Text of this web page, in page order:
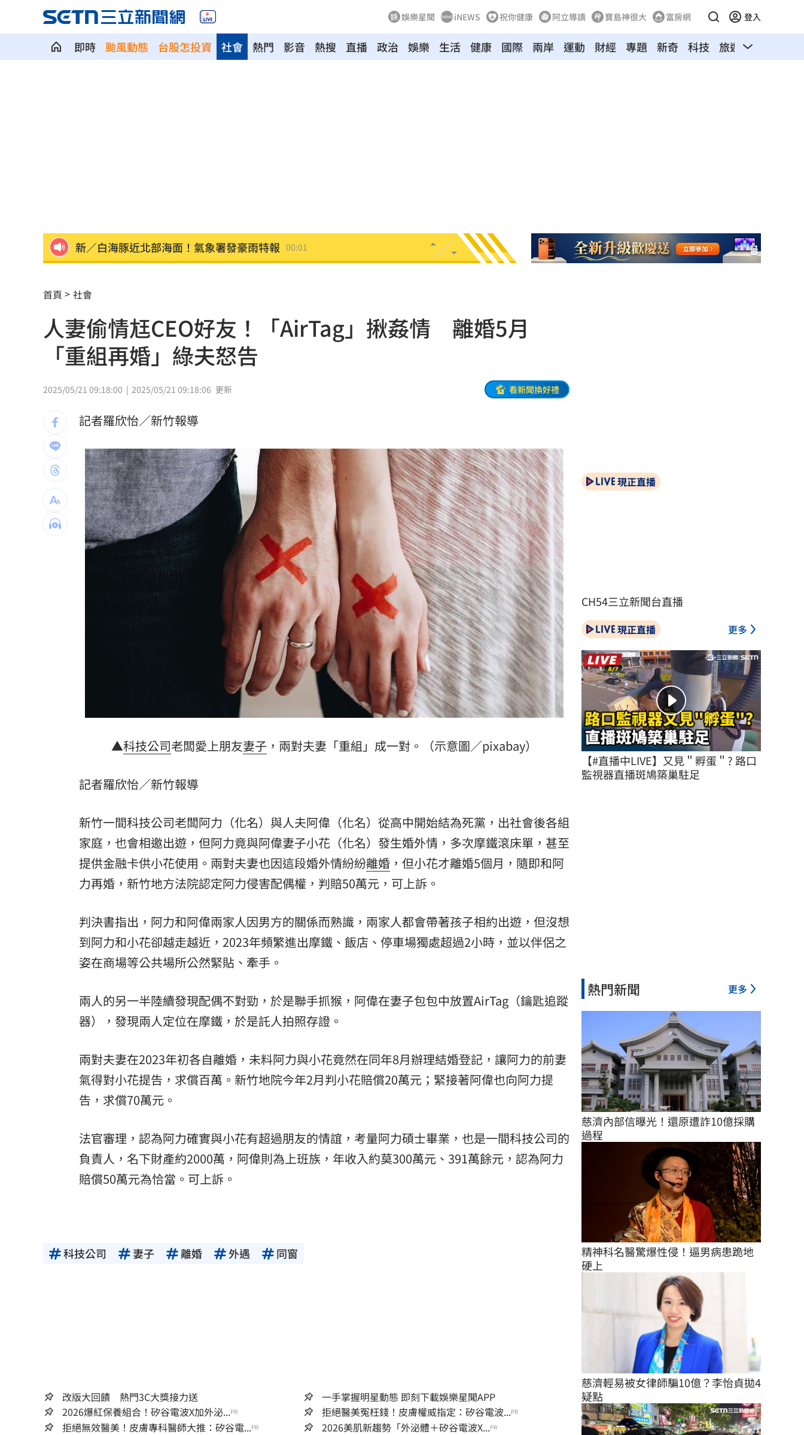
娛樂星聞 iNEWS 祝你健康 阿立導讀 寶島神很大 富房網 登入
即時 颱風動態 台股怎投資 熱門 影音 熱搜 直播 政治
社會 娛樂 生活 健康 國際 兩岸 運動 財經 專題 新奇 科技 旅遊 汽車
新／白海豚近北部海面！氣象署發豪雨特報 00:01
俄軍空襲烏克蘭首都基輔及周邊 4人喪命
費仔確定成自由球員 下一步動向引人關注 23:50
米蘭達離婚奧蘭多布魯13年！罕談前夫互動
美制裁杜拜加密幣交所！控助伊朗革命衛隊
美就業數據爆冷 這信號Fed升息警報降溫
5登山客2025年雪崩失蹤 尼泊爾尋獲遺體 23:29
喝錯傷身！營養師整理喝咖啡「7大守則」 23:27
美：東南亞詐騙園區多由中國背景組織主導 23:25
拆監獄家書見「叫別人老婆」人妻氣炸 23:22
ETF存到2千萬退休！他因1封信重回職場 23:21
社宅包租爆糾紛 房客控業者硬闖屋內趕人 23:16
馬斯克蓋地球最大晶圓廠 專家揭3大隱憂 23:09
三立iNEWS新聞台線上直播
商場戰國來臨 台中「頂奢大道」逐漸成形 12:00
8國球員齊聚高雄 Formosa 7s掀足球熱潮 10:00
理想混蛋號召粉絲跨海追星吃美食！ 18:15
首頁 社會
人妻偷情尪CEO好友！「AirTag」揪姦情 離婚5月
「重組再婚」綠夫怒告
2025/05/21 09:18:00 2025/05/21 09:18:06 更新 看新聞換好禮
記者羅欣怡／新竹報導
▲科技公司老闆愛上朋友妻子 ，兩對夫妻「重組」成一對。（示意圖／pixabay）
記者羅欣怡／新竹報導
新竹一間科技公司老闆阿力（化名）與人夫阿偉（化名）從高中開始結為死黨，出社會後各組
家庭，也會相邀出遊，但阿力竟與阿偉妻子小花（化名）發生婚外情，多次摩鐵滾床單，甚至
提供金融卡供小花使用。兩對夫妻也因這段婚外情紛紛離婚 ，但小花才離婚5個月，隨即和阿
力再婚，新竹地方法院認定阿力侵害配偶權，判賠50萬元，可上訴。
判決書指出，阿力和阿偉兩家人因男方的關係而熟識，兩家人都會帶著孩子相約出遊，但沒想
到阿力和小花卻越走越近，2023年頻繁進出摩鐵、飯店、停車場獨處超過2小時，並以伴侶之
姿在商場等公共場所公然緊貼、牽手。
兩人的另一半陸續發現配偶不對勁，於是聯手抓猴，阿偉在妻子包包中放置AirTag（鑰匙追蹤
器），發現兩人定位在摩鐵，於是託人拍照存證。
兩對夫妻在2023年初各自離婚，未料阿力與小花竟然在同年8月辦理結婚登記，讓阿力的前妻
氣得對小花提告，求償百萬。新竹地院今年2月判小花賠償20萬元；緊接著阿偉也向阿力提
告，求償70萬元。
法官審理，認為阿力確實與小花有超過朋友的情誼，考量阿力碩士畢業，也是一間科技公司的
負責人，名下財產約2000萬，阿偉則為上班族，年收入約莫300萬元、391萬餘元，認為阿力
賠償50萬元為恰當。可上訴。
科技公司 妻子 離婚 外遇 同窗
改版大回饋 熱門3C大獎接力送
一手掌握明星動態 即刻下載娛樂星聞APP
2026爆紅保養組合！矽谷電波X加外泌...PR 拒絕醫美冤枉錢！皮膚權威指定：矽谷電波...PR
拒絕無效醫美！皮膚專科醫師大推：矽谷電...PR 2026美肌新趨勢「外泌體＋矽谷電波X...PR
現正直播
CH54三立新聞台直播
現正直播 更多
【#直播中LIVE】又見＂孵蛋＂? 路口
監視器直播斑鳩築巢駐足
熱門新聞 更多
慈濟內部信曝光！還原遭詐10億採購
過程
精神科名醫驚爆性侵！逼男病患跪地
硬上
慈濟輕易被女律師騙10億？李怡貞拋4
疑點